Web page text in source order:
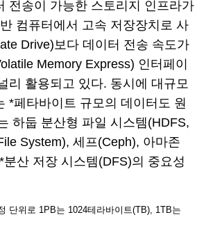
전송이 가능한 스토리지 인프라가
컴퓨터에서 고속 저장장치로 사
Drive)보다 데이터 전송 속도가
Memory Express) 인터페이
리 활용되고 있다. 동시에 대규모
*페타바이트 규모의 데이터도 원
하둡 분산형 파일 시스템(HDFS,
System), 세프(Ceph), 아마존
산 저장 시스템(DFS)의 중요성
단위로 1PB는 1024테라바이트(TB), 1TB는